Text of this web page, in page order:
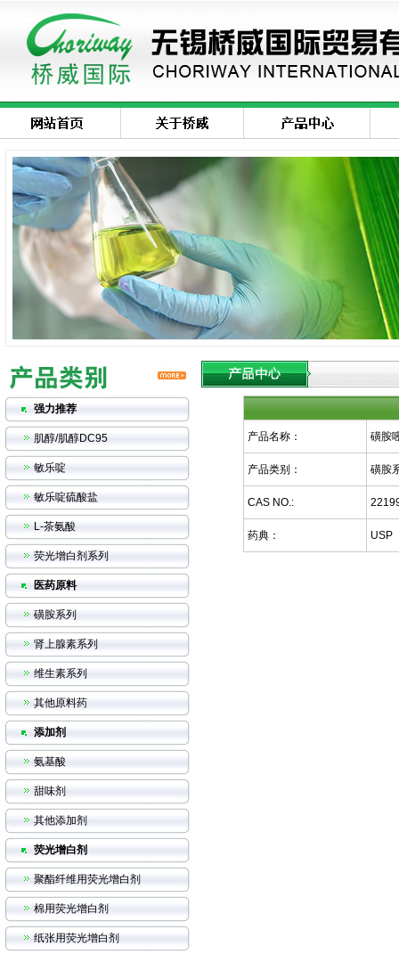
强力推荐
肌醇/肌醇DC95
敏乐啶
敏乐啶硫酸盐
L-茶氨酸
荧光增白剂系列
医药原料
磺胺系列
肾上腺素系列
维生素系列
其他原料药
添加剂
氨基酸
甜味剂
其他添加剂
荧光增白剂
聚酯纤维用荧光增白剂
棉用荧光增白剂
纸张用荧光增白剂
产品名称： 磺胺
产品类别： 磺胺
CAS NO.:
药典： USP